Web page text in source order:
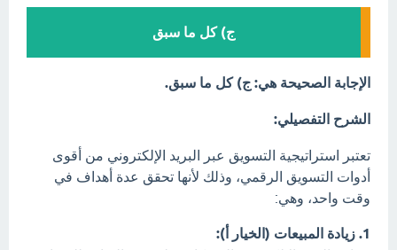
ج) كل ما سبق
الإجابة الصحيحة هي: ج) كل ما سبق.
الشرح التفصيلي:
تعتبر استراتيجية التسويق عبر البريد الإلكتروني من أقوى
أدوات التسويق الرقمي، وذلك لأنها تحقق عدة أهداف في
وقت واحد، وهي:
1. زيادة المبيعات (الخيار أ):